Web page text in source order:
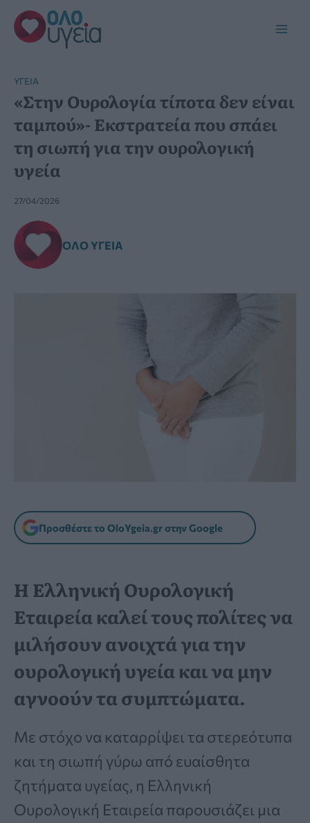
Μετάβαση
στο
περιεχόμενο
YΓΕΊΑ
«Στην Ουρολογία τίποτα δεν είναι
ταμπού»- Εκστρατεία που σπάει
τη σιωπή για την ουρολογική
υγεία
27/04/2026
ΌΛΟ ΥΓΕΊΑ
Προσθέστε το OloYgeia.gr στην Google
Η Ελληνική Ουρολογική
Εταιρεία καλεί τους πολίτες να
μιλήσουν ανοιχτά για την
ουρολογική υγεία και να μην
αγνοούν τα συμπτώματα.
Με στόχο να καταρρίψει τα στερεότυπα
και τη σιωπή γύρω από ευαίσθητα
ζητήματα υγείας, η Ελληνική
Ουρολογική Εταιρεία παρουσιάζει μια